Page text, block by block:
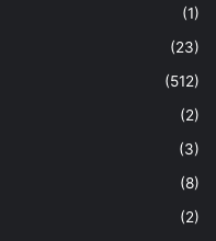
(1)
(23)
(512)
(2)
(3)
(8)
(2)